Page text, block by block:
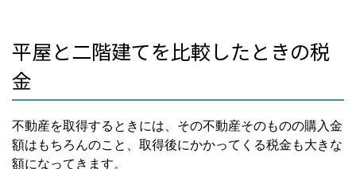
平屋と二階建てを比較したときの税
金
不動産を取得するときには、その不動産そのものの購入金
額はもちろんのこと、取得後にかかってくる税金も大きな
額になってきます。